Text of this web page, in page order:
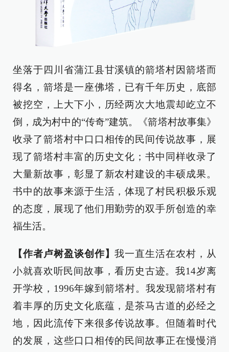
坐落于四川省蒲江县甘溪镇的箭塔村因箭塔而
得名，箭塔是一座佛塔，已有千年历史，底部
被挖空，上大下小，历经两次大地震却屹立不
倒，成为村中的“传奇”建筑。《箭塔村故事集》
收录了箭塔村中口口相传的民间传说故事，展
现了箭塔村丰富的历史文化；书中同样收录了
大量新故事，彰显了新农村建设的丰硕成果。
书中的故事来源于生活，体现了村民积极乐观
的态度，展现了他们用勤劳的双手所创造的幸
福生活。
【作者卢树盈谈创作】我一直生活在农村，从
小就喜欢听民间故事，看历史古迹。我14岁离
开学校，1996年嫁到箭塔村。我发现箭塔村有
着丰厚的历史文化底蕴，是茶马古道的必经之
地，因此流传下来很多传说故事。但随着时代
的发展，这些口口相传的民间故事正在慢慢消